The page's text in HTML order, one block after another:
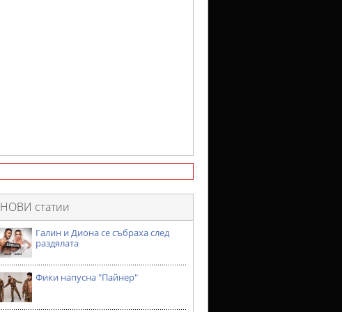
НОВИ статии
Галин и Диона се събраха след
раздялата
Фики напусна "Пайнер"